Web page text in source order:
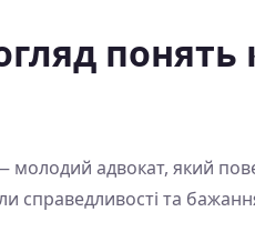
понять
молодий адвокат, який
справедливості та